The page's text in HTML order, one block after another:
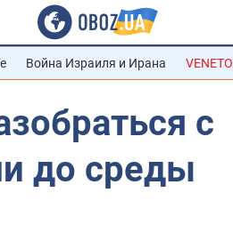
Война Израиля и Ирана VENETO
с
до среды